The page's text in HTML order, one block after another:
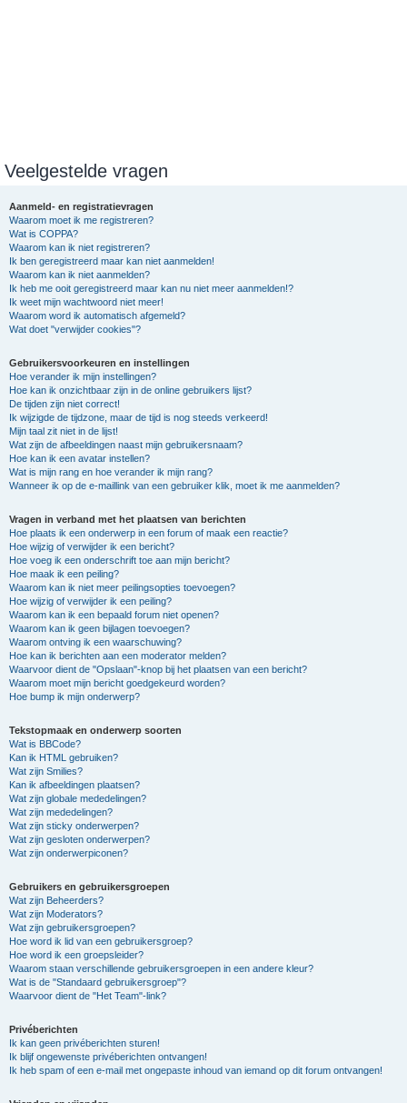
Veelgestelde vragen
Aanmeld- en registratievragen
Waarom moet ik me registreren?
Wat is COPPA?
Waarom kan ik niet registreren?
Ik ben geregistreerd maar kan niet aanmelden!
Waarom kan ik niet aanmelden?
Ik heb me ooit geregistreerd maar kan nu niet meer aanmelden!?
Ik weet mijn wachtwoord niet meer!
Waarom word ik automatisch afgemeld?
Wat doet "verwijder cookies"?
Gebruikersvoorkeuren en instellingen
Hoe verander ik mijn instellingen?
Hoe kan ik onzichtbaar zijn in de online gebruikers lijst?
De tijden zijn niet correct!
Ik wijzigde de tijdzone, maar de tijd is nog steeds verkeerd!
Mijn taal zit niet in de lijst!
Wat zijn de afbeeldingen naast mijn gebruikersnaam?
Hoe kan ik een avatar instellen?
Wat is mijn rang en hoe verander ik mijn rang?
Wanneer ik op de e-maillink van een gebruiker klik, moet ik me aanmelden?
Vragen in verband met het plaatsen van berichten
Hoe plaats ik een onderwerp in een forum of maak een reactie?
Hoe wijzig of verwijder ik een bericht?
Hoe voeg ik een onderschrift toe aan mijn bericht?
Hoe maak ik een peiling?
Waarom kan ik niet meer peilingsopties toevoegen?
Hoe wijzig of verwijder ik een peiling?
Waarom kan ik een bepaald forum niet openen?
Waarom kan ik geen bijlagen toevoegen?
Waarom ontving ik een waarschuwing?
Hoe kan ik berichten aan een moderator melden?
Waarvoor dient de "Opslaan"-knop bij het plaatsen van een bericht?
Waarom moet mijn bericht goedgekeurd worden?
Hoe bump ik mijn onderwerp?
Tekstopmaak en onderwerp soorten
Wat is BBCode?
Kan ik HTML gebruiken?
Wat zijn Smilies?
Kan ik afbeeldingen plaatsen?
Wat zijn globale mededelingen?
Wat zijn mededelingen?
Wat zijn sticky onderwerpen?
Wat zijn gesloten onderwerpen?
Wat zijn onderwerpiconen?
Gebruikers en gebruikersgroepen
Wat zijn Beheerders?
Wat zijn Moderators?
Wat zijn gebruikersgroepen?
Hoe word ik lid van een gebruikersgroep?
Hoe word ik een groepsleider?
Waarom staan verschillende gebruikersgroepen in een andere kleur?
Wat is de "Standaard gebruikersgroep"?
Waarvoor dient de "Het Team"-link?
Privéberichten
Ik kan geen privéberichten sturen!
Ik blijf ongewenste privéberichten ontvangen!
Ik heb spam of een e-mail met ongepaste inhoud van iemand op dit forum ontvangen!